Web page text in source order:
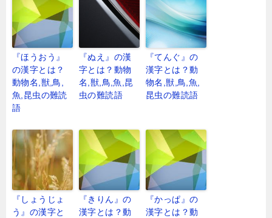
『ほうおう』
の漢字とは？
動物名,獣,鳥,
魚,昆虫の難読
語
『ぬえ』の漢
字とは？動物
名,獣,鳥,魚,昆
虫の難読語
『てんぐ』の
漢字とは？動
物名,獣,鳥,魚,
昆虫の難読語
『しょうじょ
う』の漢字と
『きりん』の
漢字とは？動
『かっぱ』の
漢字とは？動